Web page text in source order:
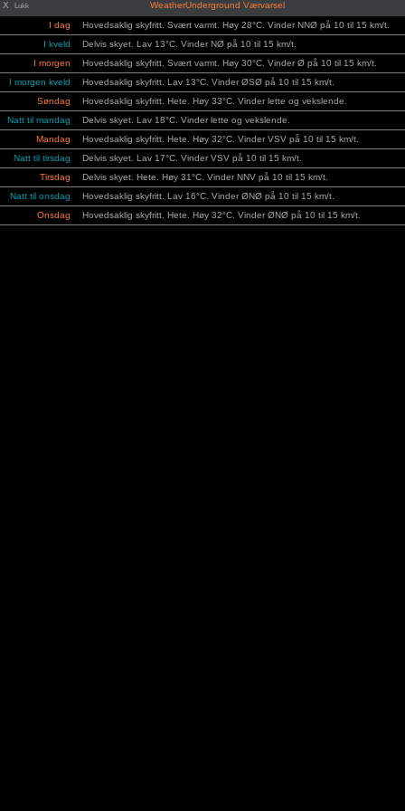
X Lukk
WeatherUnderground Værvarsel
I dag
Hovedsaklig skyfritt. Svært varmt. Høy 28°C. Vinder NNØ på 10 til 15 km/t.
I kveld
Delvis skyet. Lav 13°C. Vinder NØ på 10 til 15 km/t.
I morgen
Hovedsaklig skyfritt. Svært varmt. Høy 30°C. Vinder Ø på 10 til 15 km/t.
I morgen kveld
Hovedsaklig skyfritt. Lav 13°C. Vinder ØSØ på 10 til 15 km/t.
Søndag
Hovedsaklig skyfritt. Hete. Høy 33°C. Vinder lette og vekslende.
Natt til mandag
Delvis skyet. Lav 18°C. Vinder lette og vekslende.
Mandag
Hovedsaklig skyfritt. Hete. Høy 32°C. Vinder VSV på 10 til 15 km/t.
Natt til tirsdag
Delvis skyet. Lav 17°C. Vinder VSV på 10 til 15 km/t.
Tirsdag
Delvis skyet. Hete. Høy 31°C. Vinder NNV på 10 til 15 km/t.
Natt til onsdag
Hovedsaklig skyfritt. Lav 16°C. Vinder ØNØ på 10 til 15 km/t.
Onsdag
Hovedsaklig skyfritt. Hete. Høy 32°C. Vinder ØNØ på 10 til 15 km/t.